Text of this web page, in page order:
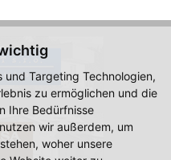
und Targeting Technologien,
zu ermöglichen und die
Ihre Bedürfnisse
wir außerdem, um
woher unsere